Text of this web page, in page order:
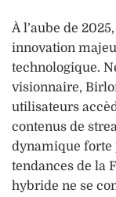
À l’aube de
innovation
technologique.
visionnaire,
utilisateurs
contenus de
dynamique forte
tendances de la
hybride ne se